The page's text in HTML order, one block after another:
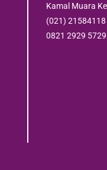
Kamal Muara
(021) 21584118
0821 2929 5729